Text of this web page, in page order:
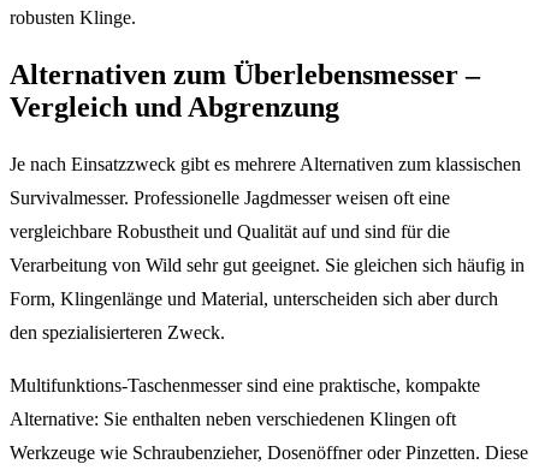
robusten Klinge.
Alternativen zum Überlebensmesser –
Vergleich und Abgrenzung
Je nach Einsatzzweck gibt es mehrere Alternativen zum klassischen
Survivalmesser. Professionelle Jagdmesser weisen oft eine
vergleichbare Robustheit und Qualität auf und sind für die
Verarbeitung von Wild sehr gut geeignet. Sie gleichen sich häufig in
Form, Klingenlänge und Material, unterscheiden sich aber durch
den spezialisierteren Zweck.
Multifunktions-Taschenmesser sind eine praktische, kompakte
Alternative: Sie enthalten neben verschiedenen Klingen oft
Werkzeuge wie Schraubenzieher, Dosenöffner oder Pinzetten. Diese